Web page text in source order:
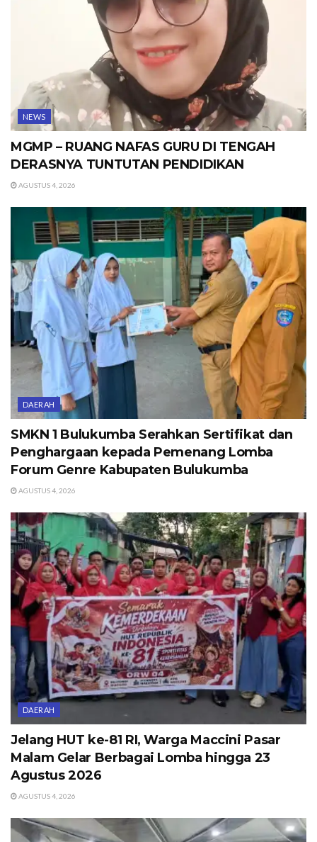
NEWS
MGMP – RUANG NAFAS GURU DI TENGAH
DERASNYA TUNTUTAN PENDIDIKAN
AGUSTUS 4, 2026
DAERAH
SMKN 1 Bulukumba Serahkan Sertifikat dan
Penghargaan kepada Pemenang Lomba
Forum Genre Kabupaten Bulukumba
AGUSTUS 4, 2026
DAERAH
Jelang HUT ke-81 RI, Warga Maccini Pasar
Malam Gelar Berbagai Lomba hingga 23
Agustus 2026
AGUSTUS 4, 2026